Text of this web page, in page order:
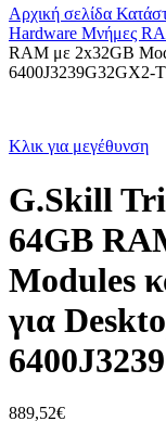
Αρχική σελίδα
Hardware Μνήμες
RAM με 2x32GB
6400J3239G32GX2-
Κλικ για μεγέθυνση
G.Skill
64GB
Modules
για
889,52€